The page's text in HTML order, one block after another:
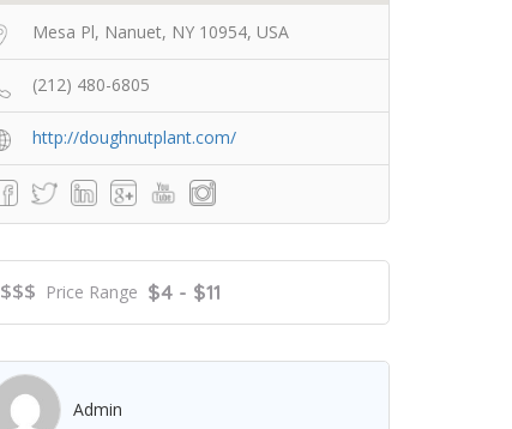
Mesa Pl, Nanuet, NY 10954, USA
(212) 480-6805
http://doughnutplant.com/
$$$ Price Range $4 - $11
Admin